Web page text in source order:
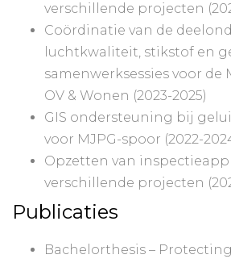
verschillende projecten
Coördinatie van de
luchtkwaliteit, stikstof en
samenwerksessies voor de
OV & Wonen (2023-2025)
GIS ondersteuning bij
voor MJPG-spoor (2022-
Opzetten van
verschillende projecten
Publicaties
Bachelorthesis –